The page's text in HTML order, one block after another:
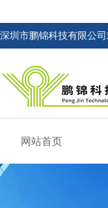
深圳市鹏锦科技有限公司
网站首页